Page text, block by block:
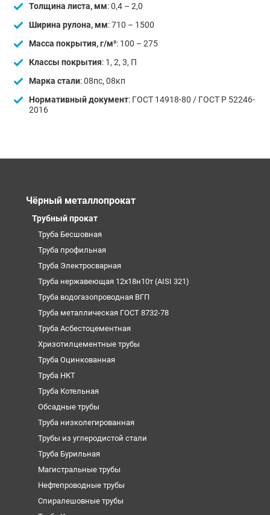
Толщина листа, мм: 0,4 – 2,0
Ширина рулона, мм: 710 – 1500
Масса покрытия, г/м²: 100 – 275
Классы покрытия: 1, 2, 3, П
Марка стали: 08пс, 08кп
Нормативный документ: ГОСТ 14918-80 / ГОСТ Р 52246-
2016
Чёрный металлопрокат
Трубный прокат
Труба Бесшовная
Труба профильная
Труба Электросварная
Труба нержавеющая 12х18н10т (AISI 321)
Труба водогазопроводная ВГП
Труба металлическая ГОСТ 8732-78
Труба Асбестоцементная
Хризотилцементные трубы
Труба Оцинкованная
Труба НКТ
Труба Котельная
Обсадные трубы
Труба низколегированная
Трубы из углеродистой стали
Труба Бурильная
Магистральные трубы
Нефтепроводные трубы
Спиралешовные трубы